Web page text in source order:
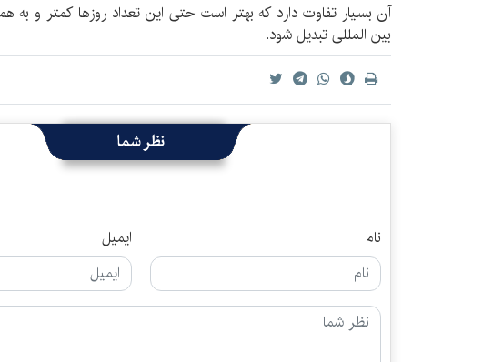
بین المللی تبدیل شود.
نظر شما
نام ایمیل